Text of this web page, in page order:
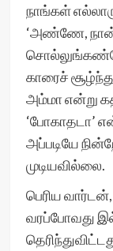
நாங்கள்
‘அண்ணே,
காரைச்
அம்மா என்று
‘போகாதடா’
அப்படியே
முடியவில்லை.
பெரிய
வரப்போவது